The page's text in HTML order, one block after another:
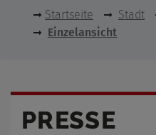
Startseite Stadt
Einzelansicht
PRESSE